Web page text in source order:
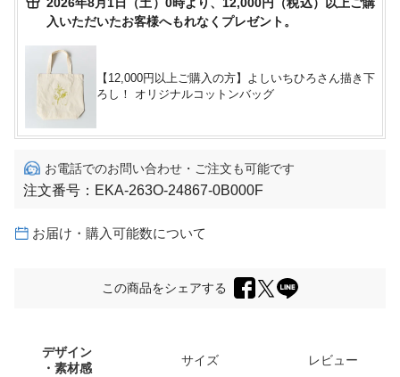
入いただいたお客様へもれなくプレゼント。
【12,000円以上ご購入の方】よしいちひろさん描き下
ろし！ オリジナルコットンバッグ
お電話でのお問い合わせ・ご注文も可能です
注文番号： EKA-263O-24867-0B000F
お届け・購入可能数について
この商品をシェアする
デザイン
・素材感
サイズ レビュー